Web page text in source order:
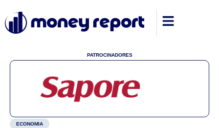
PATROCINADORES
ECONOMIA